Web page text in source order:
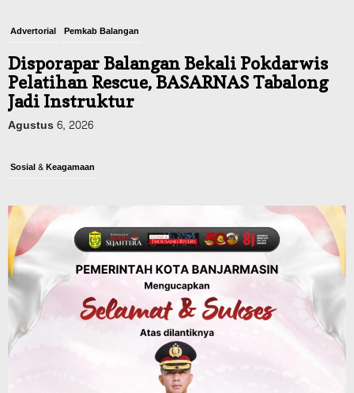
Advertorial Pemkab Balangan
Disporapar Balangan Bekali Pokdarwis
Pelatihan Rescue, BASARNAS Tabalong
Jadi Instruktur
Agustus 6, 2026
Sosial & Keagamaan
Didampingi DP3A Banjarmasin,
Sebagian Ternyata Pernah Jadi Korban
Agustus 6, 2026
Dinas PUPR Kalsel Pembangunan
Tindak Lanjut Pascakecelakaan Maut,
Pemerintah Janji Tingkatkan Fasilitas
Keselamatan Jalan Alternatif